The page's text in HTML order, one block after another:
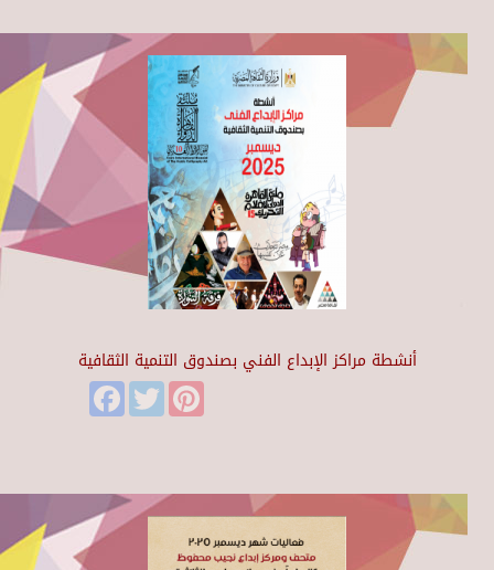
أنشطة مراكز الإبداع الفني بصندوق التنمية الثقافية
FacebookTwitter